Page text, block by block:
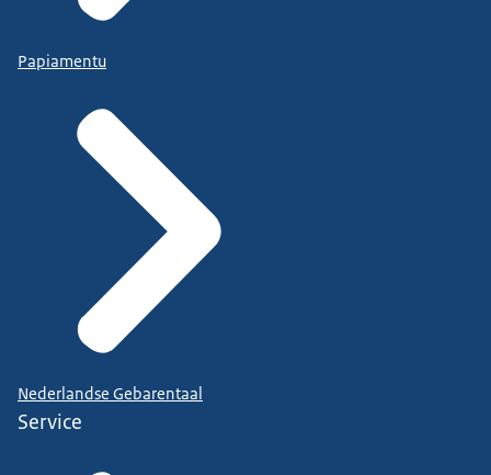
Papiamentu
Nederlandse Gebarentaal
Service